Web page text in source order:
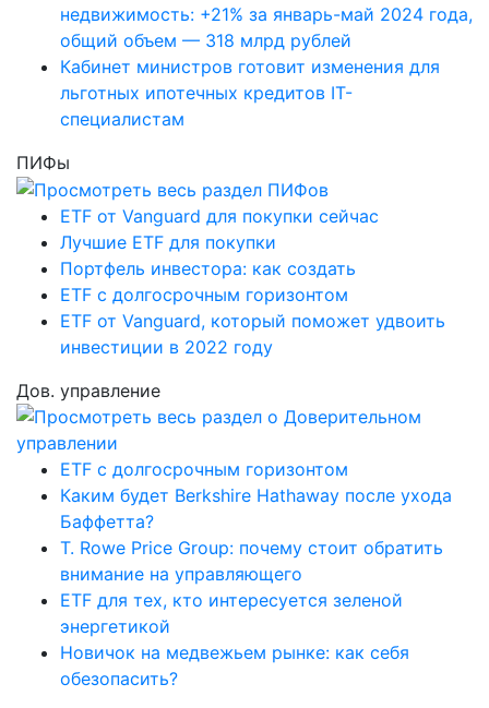
недвижимость: +21% за январь-май 2024 года,
общий объем — 318 млрд рублей
Кабинет министров готовит изменения для
льготных ипотечных кредитов IT-
специалистам
ПИФы
ETF от Vanguard для покупки сейчас
Лучшие ETF для покупки
Портфель инвестора: как создать
ETF с долгосрочным горизонтом
ETF от Vanguard, который поможет удвоить
инвестиции в 2022 году
Дов. управление
ETF с долгосрочным горизонтом
Каким будет Berkshire Hathaway после ухода
Баффетта?
T. Rowe Price Group: почему стоит обратить
внимание на управляющего
ETF для тех, кто интересуется зеленой
энергетикой
Новичок на медвежьем рынке: как себя
обезопасить?